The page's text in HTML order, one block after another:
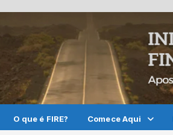
O que é FIRE? Comece Aqui